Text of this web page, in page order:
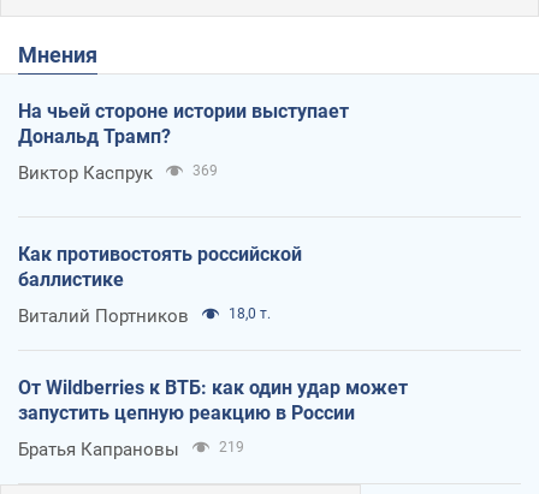
Мнения
На чьей стороне истории выступает
Дональд Трамп?
Виктор Каспрук 369
Как противостоять российской
баллистике
Виталий Портников 18,0 т.
От Wildberries к ВТБ: как один удар может
запустить цепную реакцию в России
Братья Капрановы 219